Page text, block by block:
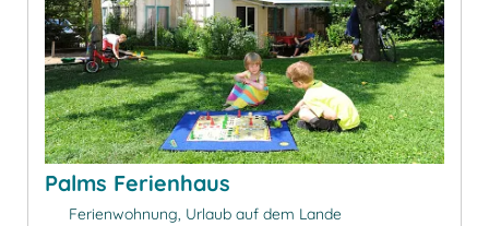
Palms Ferienhaus
Ferienwohnung, Urlaub auf dem Lande